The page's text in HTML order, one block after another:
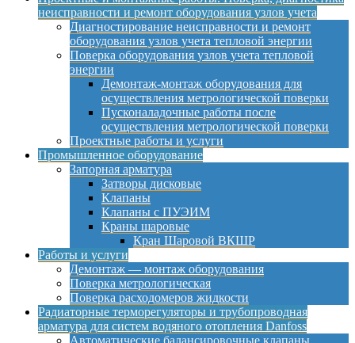
неисправности и ремонт оборудования узлов учета
Диагностирование неисправности и ремонт
оборудования узлов учета тепловой энергии
Поверка оборудования узлов учета тепловой
энергии
Демонтаж-монтаж оборудования для
осуществления метрологической поверки
Пусконаладочные работы после
осуществления метрологической поверки
Проектные работы и услуги
Промышленное оборудование
Запорная арматура
Затворы дисковые
Клапаны
Клапаны с ПУЭИМ
Краны шаровые
Кран Шаровой ВКШР
Работы и услуги
Демонтаж — монтаж оборудования
Поверка метрологическая
Поверка расходомеров жидкости
Радиаторные терморегуляторы и трубопроводная
арматура для систем водяного отопления Danfoss
Автоматические балансировочные клапаны